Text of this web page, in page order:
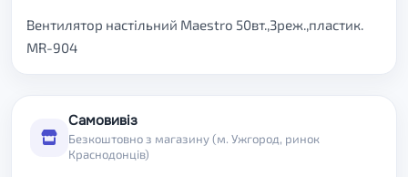
Вентилятор настільний Maestro 50вт.,3реж.,пластик.
MR-904
Самовивіз
Безкоштовно з магазину (м. Ужгород, ринок
Краснодонців)